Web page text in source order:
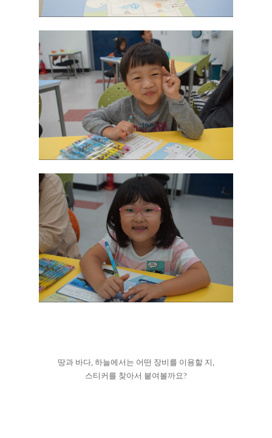
땅과 바다, 하늘에서는 어떤 장비를 이용할 지,
스티커를 찾아서 붙여볼까요?